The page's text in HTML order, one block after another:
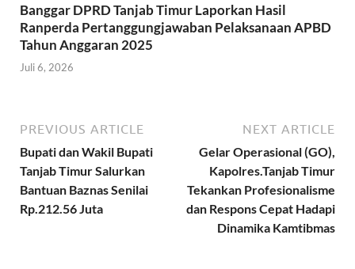
Banggar DPRD Tanjab Timur Laporkan Hasil
Ranperda Pertanggungjawaban Pelaksanaan APBD
Tahun Anggaran 2025
Juli 6, 2026
PREVIOUS ARTICLE
Bupati dan Wakil Bupati
Tanjab Timur Salurkan
Bantuan Baznas Senilai
Rp.212.56 Juta
NEXT ARTICLE
Gelar Operasional (GO),
Kapolres.Tanjab Timur
Tekankan Profesionalisme
dan Respons Cepat Hadapi
Dinamika Kamtibmas